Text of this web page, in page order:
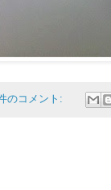
のコメント: